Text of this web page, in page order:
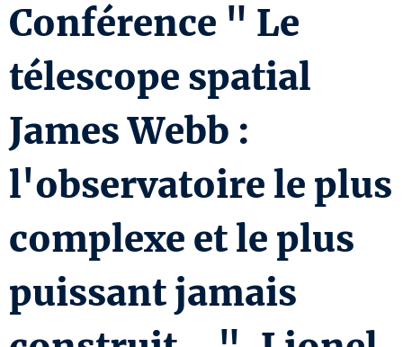
Conférence " Le
télescope spatial
James Webb :
l'observatoire le plus
complexe et le plus
puissant jamais